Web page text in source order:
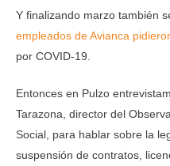
Y finalizando marzo también
empleados de Avianca
por COVID-19.
Entonces en Pulzo
Tarazona, director del
Social, para hablar sobre la
suspensión de contratos,